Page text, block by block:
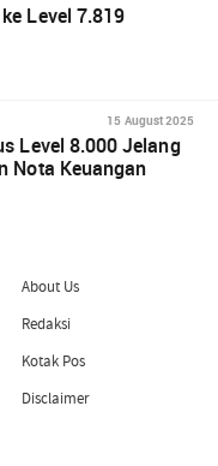
Level 7.819
15 August 2025
Level 8.000 Jelang
Nota Keuangan
About Us
Redaksi
Kotak Pos
Disclaimer